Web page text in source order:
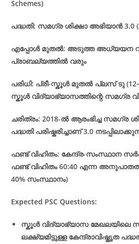
Schemes)
പദ്ധതി: സമഗ്ര ശിക്ഷാ അഭിയാൻ 3.0
എപ്പോൾ മുതൽ: അടുത്ത അധ്യയന
പ്രാബല്യത്തിൽ വരും
പരിധി: പ്രീ-സ്കൂൾ മുതൽ പ്ലസ് ടു
സ്കൂൾ വിദ്യാഭ്യാസത്തിന്റെ സമഗ്ര
ചരിത്രം: 2018-ൽ ആരംഭിച്ച സമഗ്ര
പദ്ധതി പരിഷ്കരിച്ചാണ് 3.0
ഫണ്ട് വിഹിതം: കേന്ദ്ര-സംസ്ഥാന
ഫണ്ട് വിഹിതം 60:40 എന്ന
40% സംസ്ഥാനം)
Expected PSC Questions:
സ്കൂൾ വിദ്യാഭ്യാസ മേഖലയിലെ
ലക്ഷ്യമിട്ടുള്ള കേന്ദ്രാവിഷ്കൃത